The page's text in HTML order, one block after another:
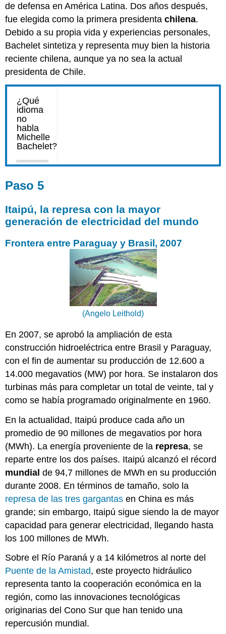
de defensa en América Latina. Dos años después,
fue elegida como la primera presidentachilena.
Debido a su propia vida y experiencias personales,
Bachelet sintetiza y representa muy bien la historia
reciente chilena, aunque ya no sea la actual
presidenta de Chile.
Paso 5
Itaipú, la represa con la mayor
generación de electricidad del mundo
Frontera entre Paraguay y Brasil, 2007
(Angelo Leithold)
En 2007, se aprobó la ampliación de esta
construcción hidroeléctrica entre Brasil y Paraguay,
con el fin de aumentar su producción de 12.600 a
14.000 megavatios (MW) por hora. Se instalaron dos
turbinas más para completar un total de veinte, tal y
como se había programado originalmente en 1960.
En la actualidad, Itaipú produce cada año un
promedio de 90 millones de megavatios por hora
(MWh). La energía proveniente de la represa, se
reparte entre los dos países. Itaipú alcanzó el récord
mundial de 94,7 millones de MWh en su producción
durante 2008. En términos de tamaño, solo la
represa de las tres gargantas en China es más
grande; sin embargo, Itaipú sigue siendo la de mayor
capacidad para generar electricidad, llegando hasta
los 100 millones de MWh.
Sobre el Río Paraná y a 14 kilómetros al norte del
Puente de la Amistad, este proyecto hidráulico
representa tanto la cooperación económica en la
región, como las innovaciones tecnológicas
originarias del Cono Sur que han tenido una
repercusión mundial.